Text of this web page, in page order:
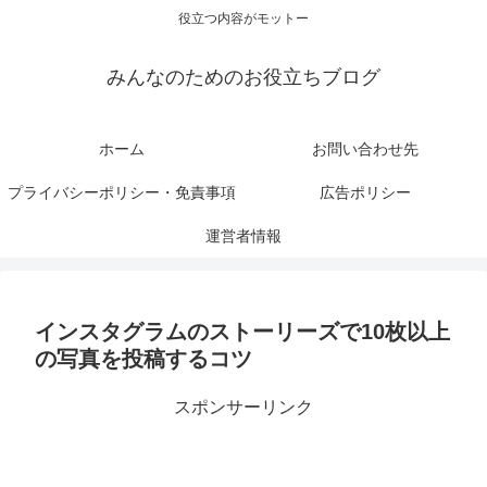
役立つ内容がモットー
みんなのためのお役立ちブログ
ホーム お問い合わせ先
プライバシーポリシー・免責事項 広告ポリシー
運営者情報
インスタグラムのストーリーズで10枚以上
の写真を投稿するコツ
スポンサーリンク